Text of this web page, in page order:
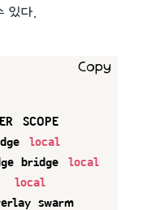
있다.
SCOPE
local
bridge local
local
swarm
Copy